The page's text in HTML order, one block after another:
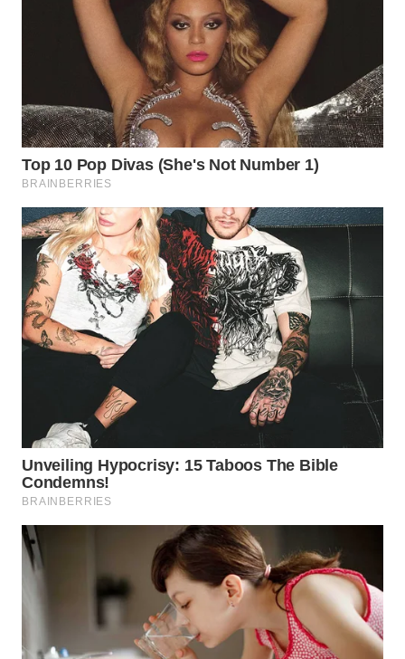
WAHANA
TV
WAHANANEWS
ID
WAHANANEWS
CO ID
WAHANANEWS
NET
WAHANA
WAHANA
UMKM
WAHANA
WAHANA
OTOMOTIF